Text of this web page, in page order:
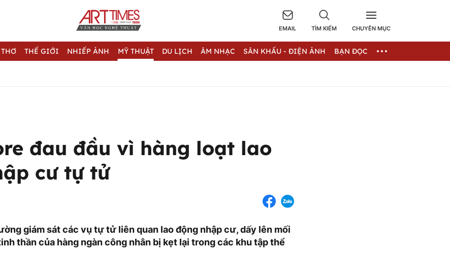
EMAIL TÌM KIẾM CHUYÊN MỤC
THẾ GIỚI NHIẾP ẢNH MỸ THUẬT DU LỊCH ÂM NHẠC SÂN KHẤU - ĐIỆN ẢNH BẠN ĐỌC
đau đầu vì hàng loạt lao
cư tự tử
giám sát các vụ tự tử liên quan lao động nhập cư, dấy lên mối
thần của hàng ngàn công nhân bị kẹt lại trong các khu tập thể